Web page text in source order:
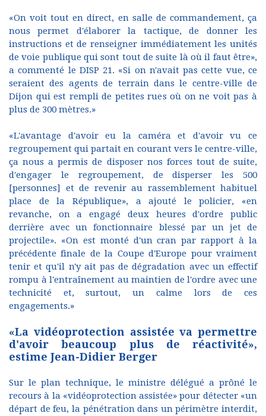
«On voit tout en direct, en salle de commandement, ça
nous permet d'élaborer la tactique, de donner les
instructions et de renseigner immédiatement les unités
de voie publique qui sont tout de suite là où il faut être»,
a commenté le DISP 21. «Si on n'avait pas cette vue, ce
seraient des agents de terrain dans le centre-ville de
Dijon qui est rempli de petites rues où on ne voit pas à
plus de 300 mètres.»
«L'avantage d'avoir eu la caméra et d'avoir vu ce
regroupement qui partait en courant vers le centre-ville,
ça nous a permis de disposer nos forces tout de suite,
d'engager le regroupement, de disperser les 500
[personnes] et de revenir au rassemblement habituel
place de la République», a ajouté le policier, «en
revanche, on a engagé deux heures d'ordre public
derrière avec un fonctionnaire blessé par un jet de
projectile». «On est monté d'un cran par rapport à la
précédente finale de la Coupe d'Europe pour vraiment
tenir et qu'il n'y ait pas de dégradation avec un effectif
rompu à l'entraînement au maintien de l'ordre avec une
technicité et, surtout, un calme lors de ces
engagements.»
«La vidéoprotection assistée va permettre
d'avoir beaucoup plus de réactivité»,
estime Jean-Didier Berger
Sur le plan technique, le ministre délégué a prôné le
recours à la «vidéoprotection assistée» pour détecter «un
départ de feu, la pénétration dans un périmètre interdit,